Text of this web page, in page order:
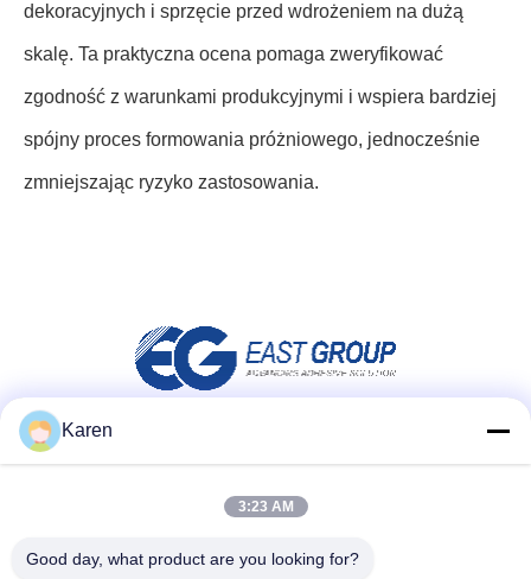
dekoracyjnych i sprzęcie przed wdrożeniem na dużą
skalę. Ta praktyczna ocena pomaga zweryfikować
zgodność z warunkami produkcyjnymi i wspiera bardziej
spójny proces formowania próżniowego, jednocześnie
zmniejszając ryzyko zastosowania.
Szybki kontakt
Karen
3:23 AM
Good day, what product are you looking for?